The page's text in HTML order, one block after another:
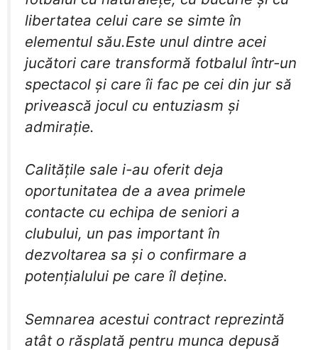
libertatea celui care se simte în
elementul său.Este unul dintre acei
jucători care transformă fotbalul într-un
spectacol și care îi fac pe cei din jur să
privească jocul cu entuziasm și
admirație.
​Calitățile sale i-au oferit deja
oportunitatea de a avea primele
contacte cu echipa de seniori a
clubului, un pas important în
dezvoltarea sa și o confirmare a
potențialului pe care îl deține.
​Semnarea acestui contract reprezintă
atât o răsplată pentru munca depusă